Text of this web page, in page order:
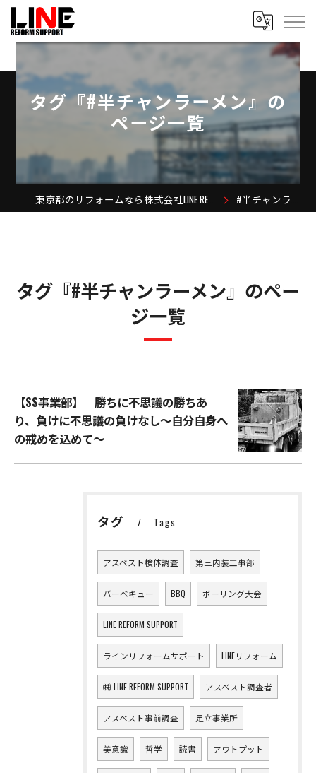
タグ『#半チャンラーメン』の
ページ一覧
#半チャンラーメン
タグ『#半チャンラーメン』のペー
ジ一覧
【SS事業部】 勝ちに不思議の勝ちあ
り、負けに不思議の負けなし～自分自身へ
の戒めを込めて～
タグ Tags
アスベスト検体調査 第三内装工事部
バーベキュー BBQ ボーリング大会
LINE REFORM SUPPORT
ラインリフォームサポート LINEリフォーム
㈱ LINE REFORM SUPPORT アスベスト調査者
アスベスト事前調査 足立事業所
美意識 哲学 読書 アウトプット